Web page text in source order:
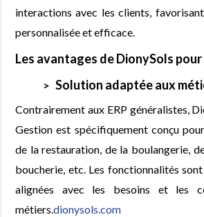
interactions avec les clients,
personnalisée et efficace.
Les avantages de DionySols pour
Solution adaptée aux
Contrairement aux ERP généralistes,
Gestion est spécifiquement conçu
de la restauration, de la boulangerie,
boucherie, etc. Les fonctionnalités
alignées avec les besoins et les
métiers.dionysols.com